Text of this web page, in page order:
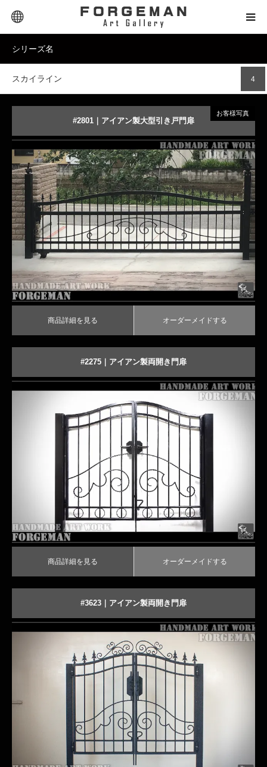
シリーズ名
4
スカイライン
#2801｜アイアン製大型引き戸門扉
大型スライド門扉
お客様写真
商品詳細を見るオーダーメイドする
商品詳細を見る オーダーメイドする
#2275｜アイアン製両開き門扉
ラフ素材のロートアイアン門扉
商品詳細を見るオーダーメイドする
商品詳細を見る オーダーメイドする
#3623｜アイアン製両開き門扉
ユニークな飾りがおしゃれなロートアイアン門扉
オーダーメイドする
SELECTOR｜セレクター
PRODUCT｜商品タイプ
PRICE｜価格帯
STYLE｜スタイル
DESIGN｜デザイン名
MATERIAL｜素材別
CONTACT｜お問合せ
TECH｜技術サイト